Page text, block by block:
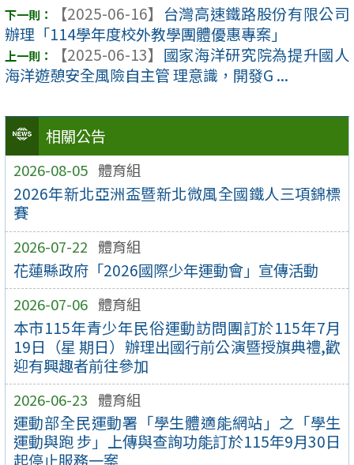
相關公告
2026-08-05 體育組
2026年新北亞洲盃暨新北微風全國鐵人三項錦標
賽
2026-07-22 體育組
花蓮縣政府「2026國際少年運動會」宣傳活動
2026-07-06 體育組
本市115年青少年民俗運動訪問團訂於115年7月
19日（星 期日）辦理出國行前公演暨授旗典禮,歡
迎有興趣者前往參加
2026-06-23 體育組
運動部全民運動署「學生體適能網站」之「學生
運動與跑 步」上傳與查詢功能訂於115年9月30日
【2025-06-16】 台灣高速鐵路股份有限公司
辦理「114學年度校外教學團體優惠專案」
【2025-06-13】 國家海洋研究院為提升國人
海洋遊憩安全風險自主管 理意識，開發G ...